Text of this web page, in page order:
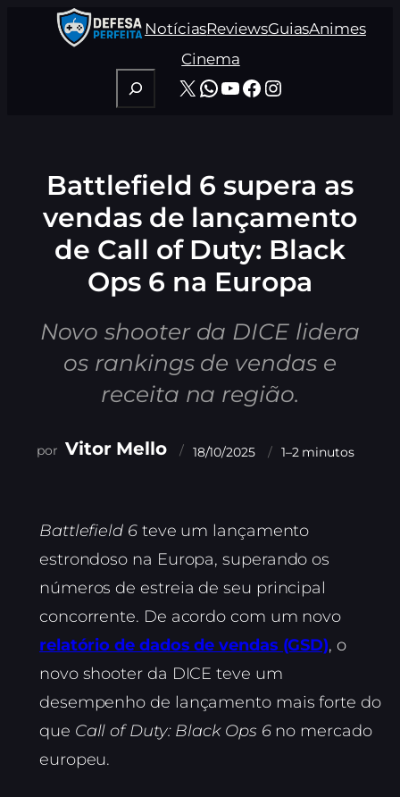
NotíciasReviewsGuiasAnimes
Cinema
Pesquisar
X WhatsApp
Youtube
Facebook
Instagram
Battlefield 6 supera as
vendas de lançamento
de Call of Duty: Black
Ops 6 na Europa
Novo shooter da DICE lidera
os rankings de vendas e
receita na região.
Vitor Mello 18/10/2025 1–2 minutos
Battlefield 6teve um lançamento
estrondoso na Europa, superando os
números de estreia de seu principal
concorrente. De acordo com um novo
relatório de dados de vendas (GSD), o
novo shooter da DICE teve um
desempenho de lançamento mais forte do
que Call of Duty: Black Ops 6no mercado
europeu.